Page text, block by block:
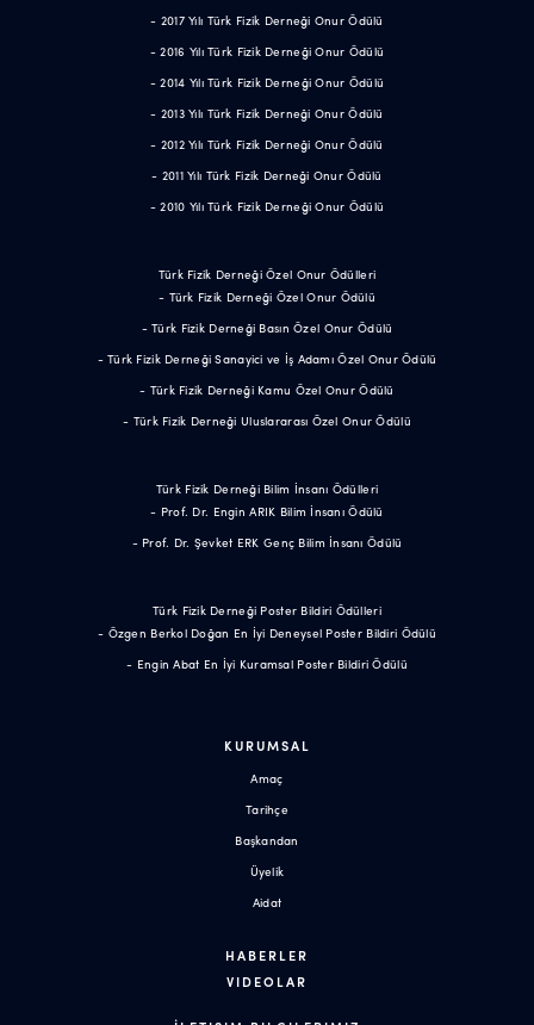
- 2017 Yılı Türk Fizik Derneği Onur Ödülü
- 2016 Yılı Türk Fizik Derneği Onur Ödülü
- 2014 Yılı Türk Fizik Derneği Onur Ödülü
- 2013 Yılı Türk Fizik Derneği Onur Ödülü
- 2012 Yılı Türk Fizik Derneği Onur Ödülü
- 2011 Yılı Türk Fizik Derneği Onur Ödülü
- 2010 Yılı Türk Fizik Derneği Onur Ödülü
Türk Fizik Derneği Özel Onur Ödülleri
- Türk Fizik Derneği Özel Onur Ödülü
- Türk Fizik Derneği Basın Özel Onur Ödülü
- Türk Fizik Derneği Sanayici ve İş Adamı Özel Onur Ödülü
- Türk Fizik Derneği Kamu Özel Onur Ödülü
- Türk Fizik Derneği Uluslararası Özel Onur Ödülü
Türk Fizik Derneği Bilim İnsanı Ödülleri
- Prof. Dr. Engin ARIK Bilim İnsanı Ödülü
- Prof. Dr. Şevket ERK Genç Bilim İnsanı Ödülü
Türk Fizik Derneği Poster Bildiri Ödülleri
- Özgen Berkol Doğan En İyi Deneysel Poster Bildiri Ödülü
- Engin Abat En İyi Kuramsal Poster Bildiri Ödülü
KURUMSAL
Amaç
Tarihçe
Başkandan
Üyelik
Aidat
HABERLER
VIDEOLAR